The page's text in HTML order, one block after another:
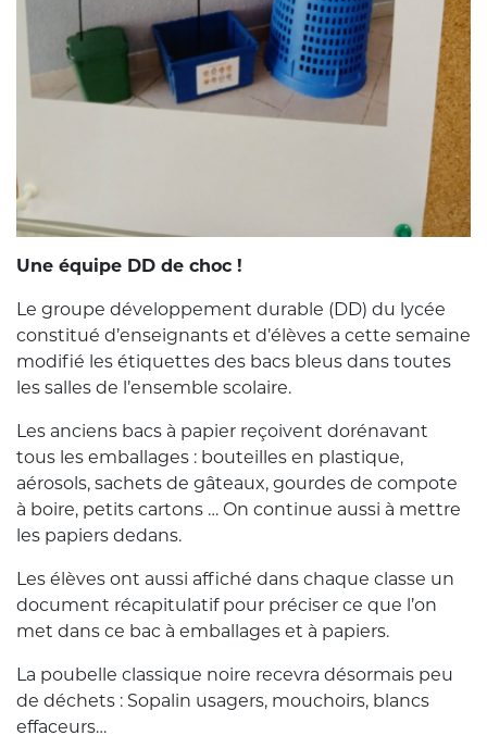
Une équipe DD de choc !
Le groupe développement durable (DD) du lycée
constitué d’enseignants et d’élèves a cette semaine
modifié les étiquettes des bacs bleus dans toutes
les salles de l’ensemble scolaire.
Les anciens bacs à papier reçoivent dorénavant
tous les emballages : bouteilles en plastique,
aérosols, sachets de gâteaux, gourdes de compote
à boire, petits cartons … On continue aussi à mettre
les papiers dedans.
Les élèves ont aussi affiché dans chaque classe un
document récapitulatif pour préciser ce que l’on
met dans ce bac à emballages et à papiers.
La poubelle classique noire recevra désormais peu
de déchets : Sopalin usagers, mouchoirs, blancs
effaceurs…